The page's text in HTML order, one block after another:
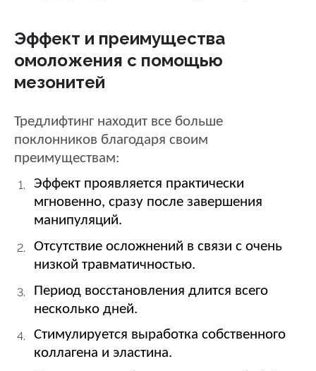
Эффект и преимущества
омоложения с помощью
мезонитей
Тредлифтинг находит все больше
поклонников благодаря своим
преимуществам:
Эффект проявляется практически
мгновенно, сразу после завершения
манипуляций.
Отсутствие осложнений в связи с очень
низкой травматичностью.
Период восстановления длится всего
несколько дней.
Стимулируется выработка собственного
коллагена и эластина.